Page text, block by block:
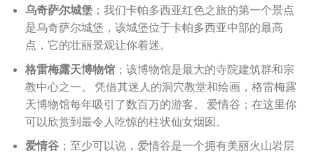
乌奇萨尔城堡；我们卡帕多西亚红色之旅的第一个景点
是乌奇萨尔城堡，该城堡位于卡帕多西亚中部的最高
点，它的壮丽景观让你着迷。
格雷梅露天博物馆；该博物馆是最大的寺院建筑群和宗
教中心之一。 凭借其迷人的洞穴教堂和绘画，格雷梅露
天博物馆每年吸引了数百万的游客。 爱情谷；在这里你
可以欣赏到最令人吃惊的柱状仙女烟囱。
爱情谷；至少可以说，爱情谷是一个拥有美丽火山岩层